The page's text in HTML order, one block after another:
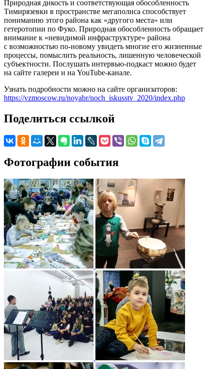
Природная дикость и соответствующая обособленность
Тимирязевки в пространстве мегаполиса способствует
пониманию этого района как «другого места» или
гетеротопии по Фуко. Природная обособленность обращает
внимание к «невидимой инфраструктуре» района
с возможностью по-новому увидеть многие его жизненные
процессы, помыслить реальность, лишенную человеческой
субъектности. Послушать интервью-подкаст можно будет
на сайте галереи и на YouTube-канале.
Узнать подробности можно на сайте организаторов:
https://vzmoscow.ru/noyabr/noch_iskusstv_2020/index.php
Поделиться ссылкой
Фотографии события